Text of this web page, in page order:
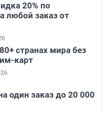
20% по
любой заказ от
странах мира без
карт
один заказ до 20 000